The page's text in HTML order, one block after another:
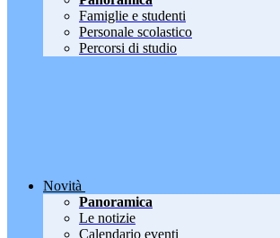
Famiglie e studenti
Personale scolastico
Percorsi di studio
Novità
Panoramica
Le notizie
Calendario eventi